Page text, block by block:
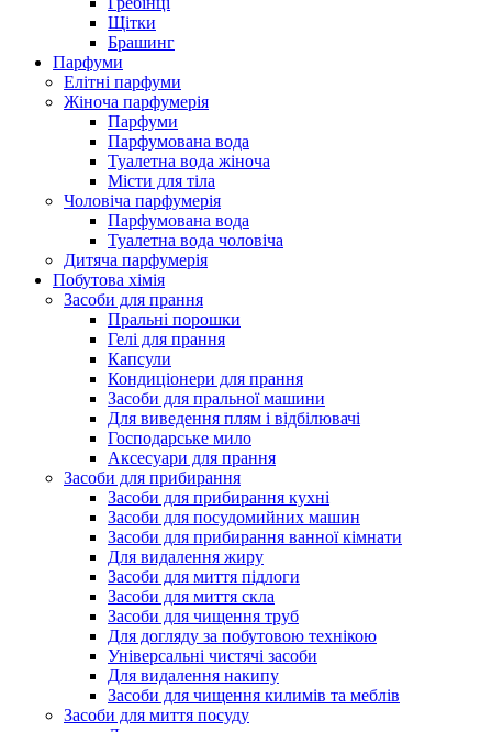
Щітки
Брашинг
Парфуми
Елітні парфуми
Жіноча парфумерія
Парфуми
Парфумована вода
Туалетна вода жіноча
Місти для тіла
Чоловіча парфумерія
Парфумована вода
Туалетна вода чоловіча
Дитяча парфумерія
Побутова хімія
Засоби для прання
Пральні порошки
Гелі для прання
Капсули
Кондиціонери для прання
Засоби для пральної машини
Для виведення плям і відбілювачі
Господарське мило
Аксесуари для прання
Засоби для прибирання
Засоби для прибирання кухні
Засоби для посудомийних машин
Засоби для прибирання ванної кімнати
Для видалення жиру
Засоби для миття підлоги
Засоби для миття скла
Засоби для чищення труб
Для догляду за побутовою технікою
Універсальні чистячі засоби
Для видалення накипу
Засоби для чищення килимів та меблів
Засоби для миття посуду